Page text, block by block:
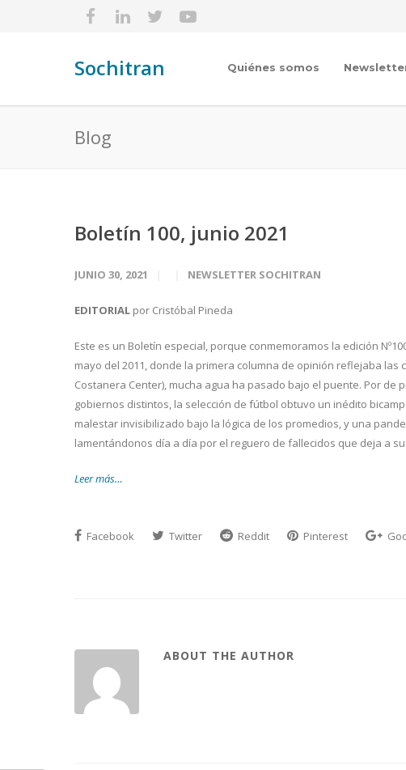
Sochitran Quiénes somos
Blog
Boletín 100, junio 2021
JUNIO 30, 2021 NEWSLETTER SOCHITRAN
EDITORIAL por Cristóbal Pineda
Este es un Boletín especial, porque conmemoramos la edición
mayo del 2011, donde la primera columna de opinión reflejaba
Costanera Center), mucha agua ha pasado bajo el puente. Por
gobiernos distintos, la selección de fútbol obtuvo un inédito
malestar invisibilizado bajo la lógica de los promedios, y una
lamentándonos día a día por el reguero de fallecidos que deja a
Leer más…
Facebook Twitter Reddit Pinterest
ABOUT THE AUTHOR